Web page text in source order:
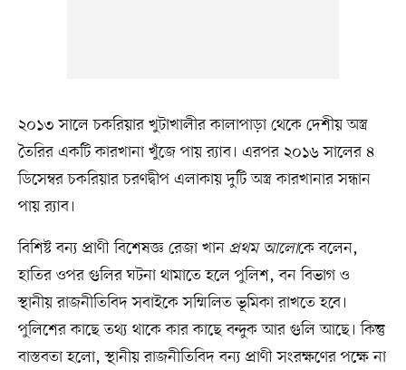
২০১৩ সালে চকরিয়ার খুটাখালীর কালাপাড়া থেকে দেশীয় অস্ত্র
তৈরির একটি কারখানা খুঁজে পায় র‍্যাব। এরপর ২০১৬ সালের ৪
ডিসেম্বর চকরিয়ার চরণদ্বীপ এলাকায় দুটি অস্ত্র কারখানার সন্ধান
পায় র‍্যাব।
বিশিষ্ট বন্য প্রাণী বিশেষজ্ঞ রেজা খান প্রথম আলোকে বলেন,
হাতির ওপর গুলির ঘটনা থামাতে হলে পুলিশ, বন বিভাগ ও
স্থানীয় রাজনীতিবিদ সবাইকে সম্মিলিত ভূমিকা রাখতে হবে।
পুলিশের কাছে তথ্য থাকে কার কাছে বন্দুক আর গুলি আছে। কিন্তু
বাস্তবতা হলো, স্থানীয় রাজনীতিবিদ বন্য প্রাণী সংরক্ষণের পক্ষে না